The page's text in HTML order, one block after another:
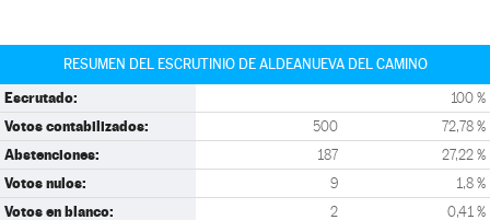
RESUMEN DEL ESCRUTINIO DE ALDEANUEVA DEL CAMINO
Escrutado: 100 %
Votos contabilizados: 500 72,78 %
Abstenciones: 187 27,22 %
Votos nulos: 9 1,8 %
Votos en blanco: 2 0,41 %